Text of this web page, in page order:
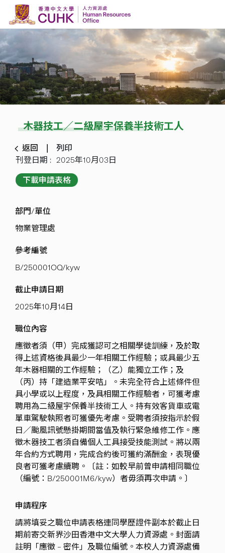
Skip to content
木器技工／二級屋宇保養半技術工人
返回
列印
刊登日期 : 2025年10月03日
下載申請表格
部門/單位
物業管理處
參考編號
B/250001OQ/kyw
截止申請日期
2025年10月14日
職位內容
應徵者須（甲）完成獲認可之相關學徒訓練，及於取
得上述資格後具最少一年相關工作經驗；或具最少五
年木器相關的工作經驗；（乙）能獨立工作；及
（丙）持「建造業平安咭」。未完全符合上述條件但
具小學或以上程度，及具相關工作經驗者，可獲考慮
聘用為二級屋宇保養半技術工人。持有效客貨車或電
單車駕駛執照者可獲優先考慮。受聘者須按指示於假
日／颱風訊號懸掛期間當值及執行緊急維修工作。應
徵木器技工者須自備個人工具接受技能測試。將以兩
年合約方式聘用，完成合約後可獲約滿酬金，表現優
良者可獲考慮續聘。〔註：如較早前曾申請相同職位
（編號：B/250001M6/kyw）者毋須再次申請。〕
申請程序
請將填妥之職位申請表格連同學歷證件副本於截止日
期前寄交新界沙田香港中文大學人力資源處。封面請
註明「應徵 – 密件」及職位編號。本校人力資源處備